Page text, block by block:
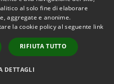
Copyright © 2026 • Comune di
Municipium•
Accesso
redazione
al solo fine di elaborare
aggregate e anonime.
la cookie policy al seguente link
RIFIUTA TUTTO
DETTAGLI